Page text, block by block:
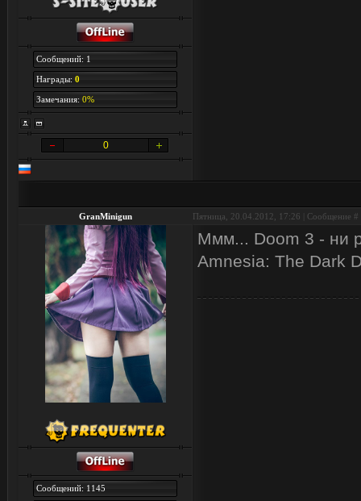
Сообщений: 1
Награды: 0
Замечания: 0%
0
GranMinigun Пятница, 20.04.2012, 17:26 | Сообщение #
Сообщений: 1145
Ммм... Doom 3 - ни
Amnesia: The Dark